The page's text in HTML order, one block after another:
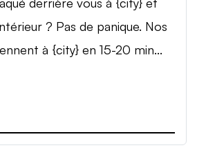
? Pas de panique. Nos
à {city} en 15-20 min...